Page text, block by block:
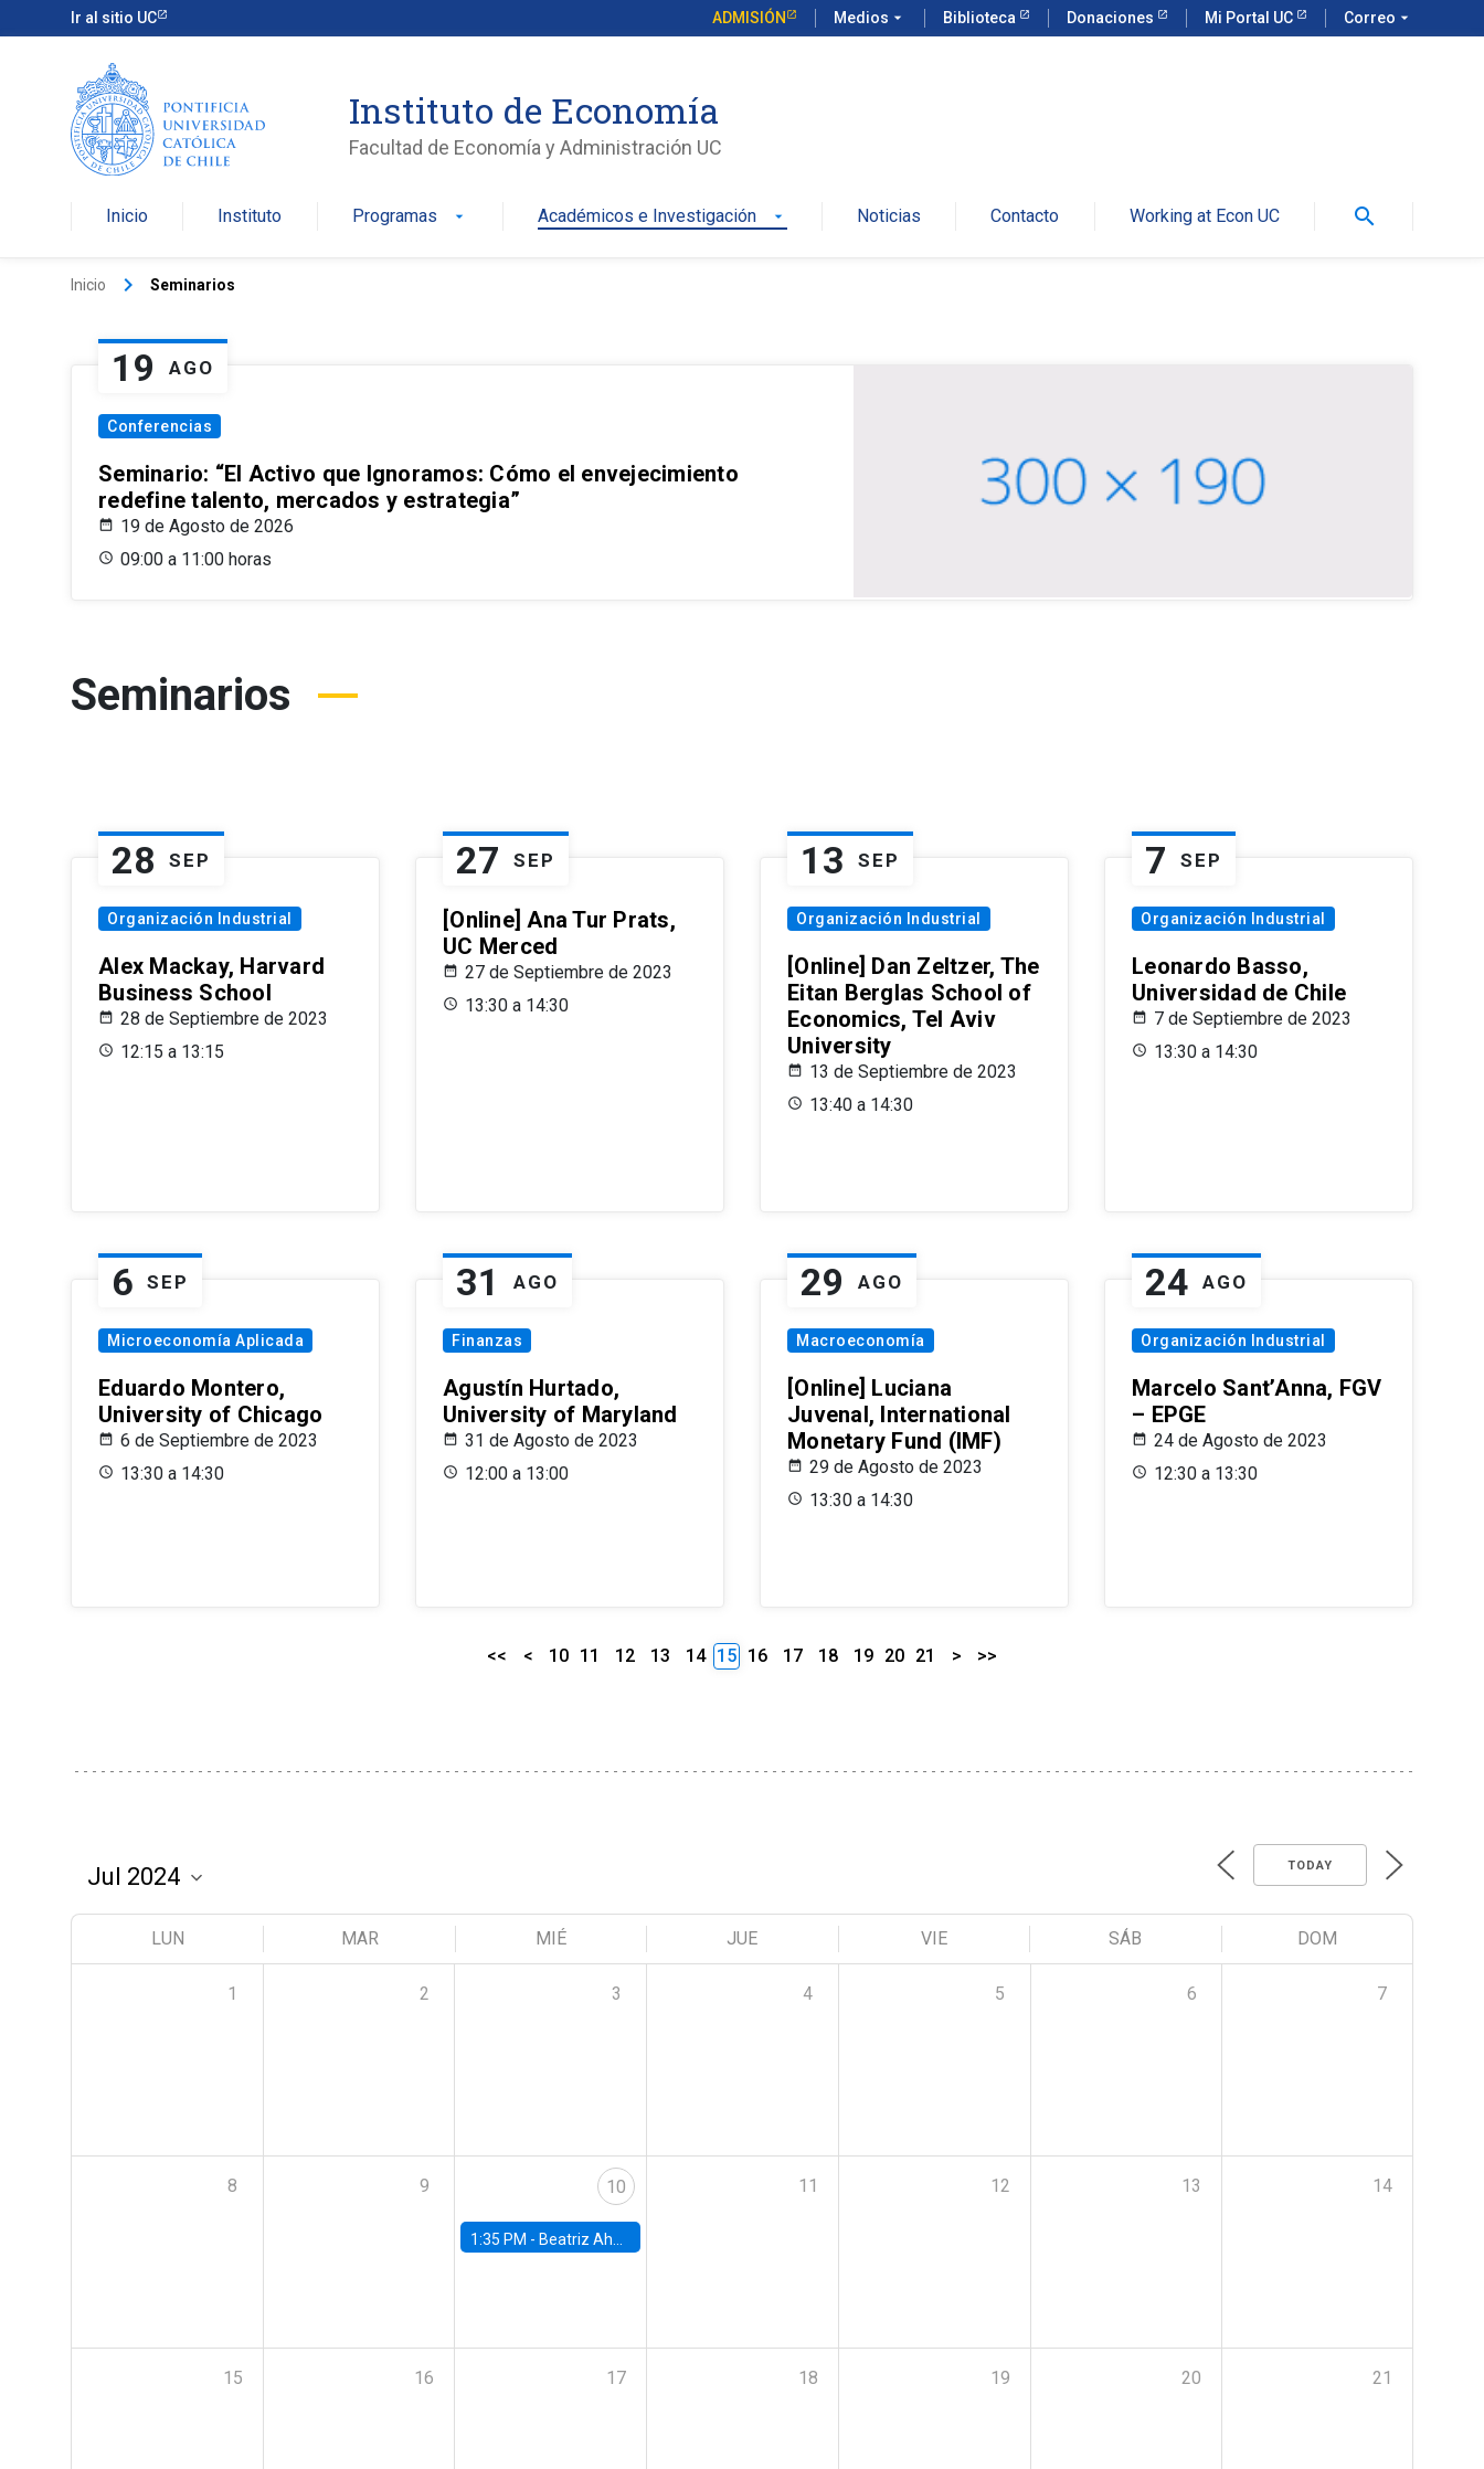
Ir al sitio UC ADMISIÓN Medios arrow_drop_down Biblioteca Donaciones Mi Portal UC Correo arrow_drop_down
Instituto de Economía
Facultad de Economía y Administración UC
Inicio Instituto Programas arrow_drop_down Académicos e Investigación arrow_drop_down Noticias Contacto Working at Econ UC search
Inicio keyboard_arrow_right Seminarios
19 AGO
Conferencias
Seminario: “El Activo que Ignoramos: Cómo el envejecimiento
redefine talento, mercados y estrategia”
19 de Agosto de 2026
09:00 a 11:00 horas
Seminarios
28 SEP
Organización Industrial
Alex Mackay, Harvard
Business School
28 de Septiembre de 2023
12:15 a 13:15
27 SEP
[Online] Ana Tur Prats,
UC Merced
27 de Septiembre de 2023
13:30 a 14:30
13 SEP
Organización Industrial
[Online] Dan Zeltzer, The
Eitan Berglas School of
Economics, Tel Aviv
University
13 de Septiembre de 2023
13:40 a 14:30
7 SEP
Organización Industrial
Leonardo Basso,
Universidad de Chile
7 de Septiembre de 2023
13:30 a 14:30
6 SEP
Microeconomía Aplicada
Eduardo Montero,
University of Chicago
6 de Septiembre de 2023
13:30 a 14:30
31 AGO
Finanzas
Agustín Hurtado,
University of Maryland
31 de Agosto de 2023
12:00 a 13:00
29 AGO
Macroeconomía
[Online] Luciana
Juvenal, International
Monetary Fund (IMF)
29 de Agosto de 2023
13:30 a 14:30
24 AGO
Organización Industrial
Marcelo Sant’Anna, FGV
– EPGE
24 de Agosto de 2023
12:30 a 13:30
<< < 10 11 12 13 14 15 16 17 18 19 20 21 > >>
TODAY
LUN MAR MIÉ JUE VIE SÁB DOM
1 2 3 4 5 6 7
8 9 10
1:35 PM - Beatriz Ahumada, PhD candidate, Universidad de Pittsburgh
11 12 13 14
15 16 17 18 19 20 21